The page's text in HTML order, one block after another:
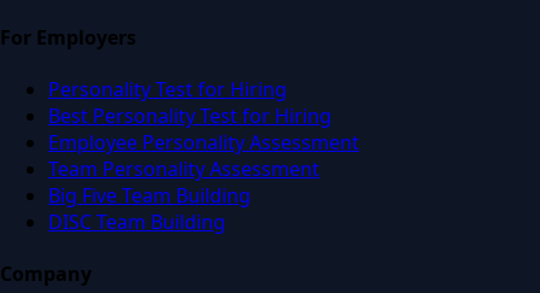
For Employers
Personality Test for Hiring
Best Personality Test for Hiring
Employee Personality Assessment
Team Personality Assessment
Big Five Team Building
DISC Team Building
Company